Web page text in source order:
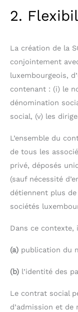
2.
La création de la
conjointement
luxembourgeois,
contenant : (i) le
dénomination
social, (v) les
L’ensemble du
de tous les
privé, déposés
(sauf nécessité
détiennent plus
sociétés
Dans ce contexte,
(a) publication du
(b) l’identité des
Le contrat social
d’admission et